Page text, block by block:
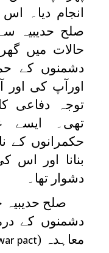
انجام دیا۔
صلح حدیبیہ
حالات میں
دشمنوں کے
اورآپ کی
توجہ دفاعی
تھی۔ ایسے
حکمرانوں کے
بنانا اور اس
دشوار تھا۔
صلح حدیبیہ
دشمنوں کے
معاہدہ (pact